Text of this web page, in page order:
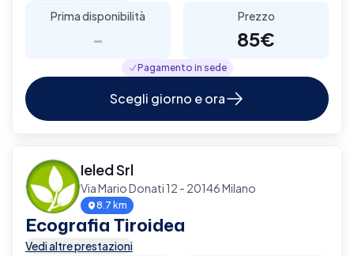
Prima disponibilità
-
Prezzo
85€
Pagamento in sede
Scegli giorno e ora
Ieled Srl
Via Mario Donati 12 - 20146 Milano
8.7 km
Ecografia Tiroidea
Vedi altre prestazioni